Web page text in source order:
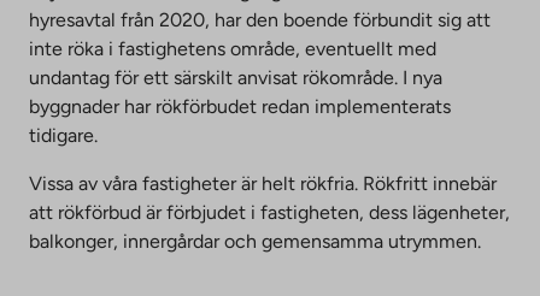
hyresavtal från 2020, har den boende förbundit sig att
inte röka i fastighetens område, eventuellt med
undantag för ett särskilt anvisat rökområde. I nya
byggnader har rökförbudet redan implementerats
tidigare.
Vissa av våra fastigheter är helt rökfria. Rökfritt innebär
att rökförbud är förbjudet i fastigheten, dess lägenheter,
balkonger, innergårdar och gemensamma utrymmen.